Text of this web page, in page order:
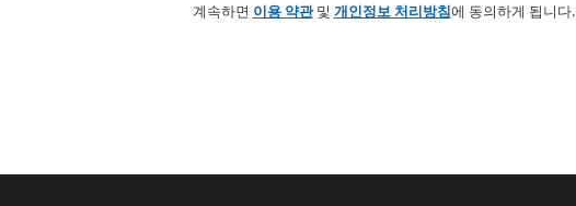
계속하면 이용 약관및 개인정보 처리방침에 동의하게 됩니다.